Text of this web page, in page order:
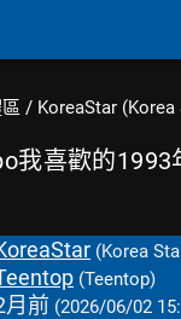
/ KoreaStar (Korea
我喜歡的
(Korea
(Teentop)
月前 (2026/06/02